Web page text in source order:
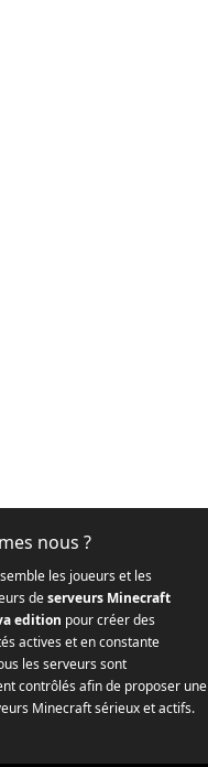
nous ?
les joueurs et les
deserveurs Minecraft
edition pour créer des
actives et en constante
les serveurs sont
contrôlés afin de proposer une
Minecraft sérieux et actifs.